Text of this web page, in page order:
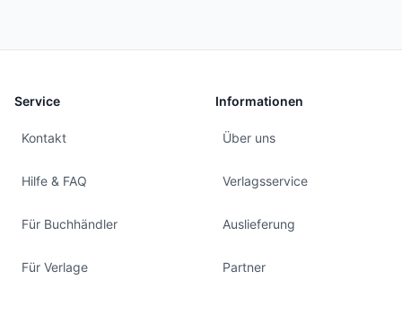
Service
Kontakt
Hilfe & FAQ
Für Buchhändler
Für Verlage
Informationen
Über uns
Verlagsservice
Auslieferung
Partner